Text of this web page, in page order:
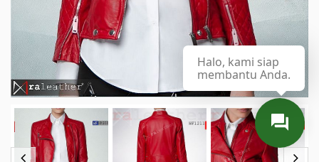
Halo, kami siap
membantu Anda.